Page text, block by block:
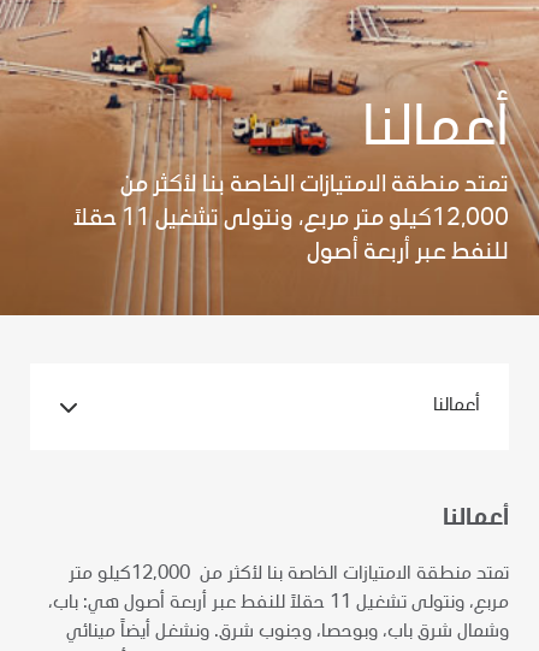
أعمالنا
تمتد منطقة الامتيازات الخاصة بنا لأكثر من
12,000كيلو متر مربع، ونتولى تشغيل 11 حقلاً
للنفط عبر أربعة أصول
أعمالنا
تمتد منطقة الامتيازات الخاصة بنا لأكثر من 12,000كيلو متر
مربع، ونتولى تشغيل 11 حقلاً للنفط عبر أربعة أصول هي: باب،
وشمال شرق باب، وبوحصا، وجنوب شرق. ونشغل أيضاً مينائي
أعمالنا